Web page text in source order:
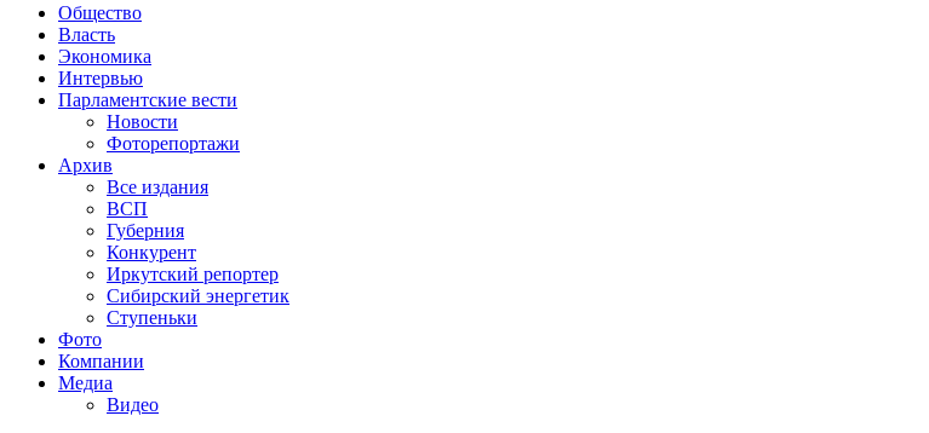
Общество
Власть
Экономика
Интервью
Парламентские вести
Новости
Фоторепортажи
Архив
Все издания
ВСП
Губерния
Конкурент
Иркутский репортер
Сибирский энергетик
Ступеньки
Фото
Компании
Медиа
Видео